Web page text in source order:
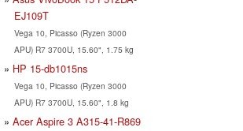
EJ109T
Vega 10, Picasso (Ryzen 3000
APU) R7 3700U, 15.60", 1.75 kg
HP 15-db1015ns
Vega 10, Picasso (Ryzen 3000
APU) R7 3700U, 15.60", 1.8 kg
Acer Aspire 3 A315-41-R869